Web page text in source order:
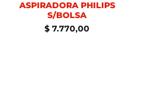
ASPIRADORA PHILIPS
S/BOLSA
$ 7.770,00